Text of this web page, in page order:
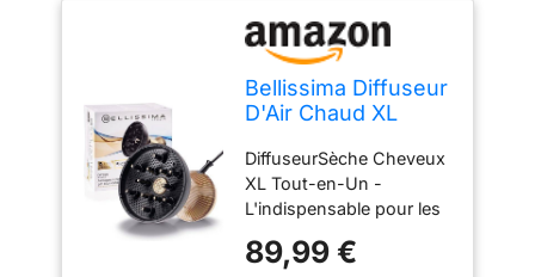
Bellissima Diffuseur
D'Air Chaud XL
D'Argan Pour
Cheveux Bouclés -
Diffon Supreme
Sèche Cheveux +
Diffuseur Ionique
DiffuseurSèche Cheveux
XL Tout-en-Un -
L'indispensable pour les
frisésBellissima a conçu
89,99 €